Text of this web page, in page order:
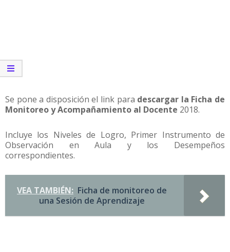
Se pone a disposición el link para descargar la Ficha de
Monitoreo y Acompañamiento al Docente 2018.
Incluye los Niveles de Logro, Primer Instrumento de
Observación en Aula y los Desempeños
correspondientes.
VEA TAMBIÉN: Ficha de monitoreo de
una Sesión de Aprendizaje